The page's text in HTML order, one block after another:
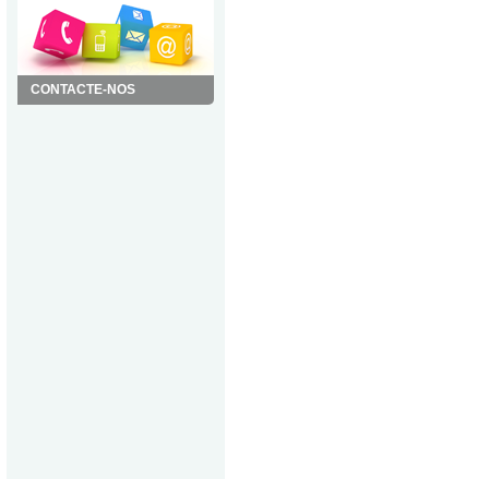
CONTACTE-NOS